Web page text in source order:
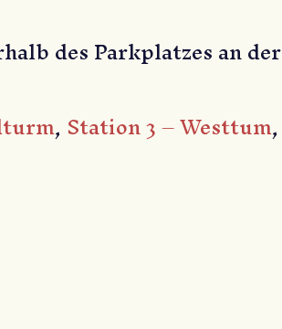
des Parkplatzes an der
,Station 3 – Westtum,